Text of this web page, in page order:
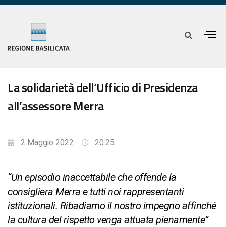
La solidarietà dell’Ufficio di Presidenza
all’assessore Merra
2 Maggio 2022 20:25
“Un episodio inaccettabile che offende la
consigliera Merra e tutti noi rappresentanti
istituzionali. Ribadiamo il nostro impegno affinché
la cultura del rispetto venga attuata pienamente”